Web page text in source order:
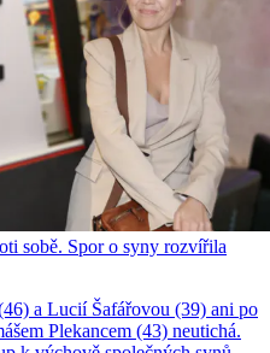
sobě. Spor o syny rozvířila
a Lucií Šafářovou (39) ani po
Plekancem (43) neutichá.